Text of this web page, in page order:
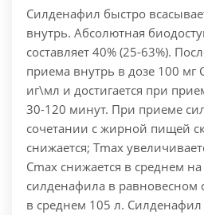
Силденафил быстро
внутрь. Абсолютная
составляет 40% (25-63%).
приема внутрь в дозе 100 мг
иг\мл и достигается при
30-120 минут. При приеме
сочетании с жирной пищей
снижается; Тmax
Сmax снижается в среднем на
силденафила в равновесном
в среднем 105 л.